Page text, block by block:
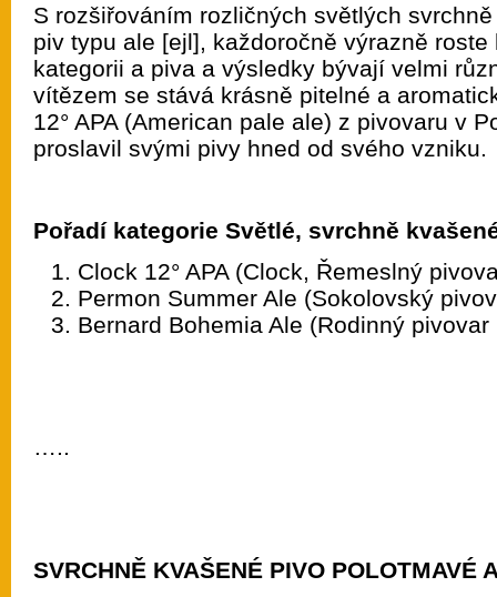
S rozšiřováním rozličných světlých
piv typu ale [ejl], každoročně výrazně
kategorii a piva a výsledky bývají velmi
vítězem se stává krásně pitelné a
12° APA (American pale ale) z pivovaru v
proslavil svými pivy hned od svého vzniku.
Pořadí kategorie Světlé, svrchně
Clock 12° APA (Clock, Řemeslný
Permon Summer Ale (Sokolovský
Bernard Bohemia Ale (Rodinný pivovar
…..
SVRCHNĚ KVAŠENÉ PIVO POLOTMAVÉ